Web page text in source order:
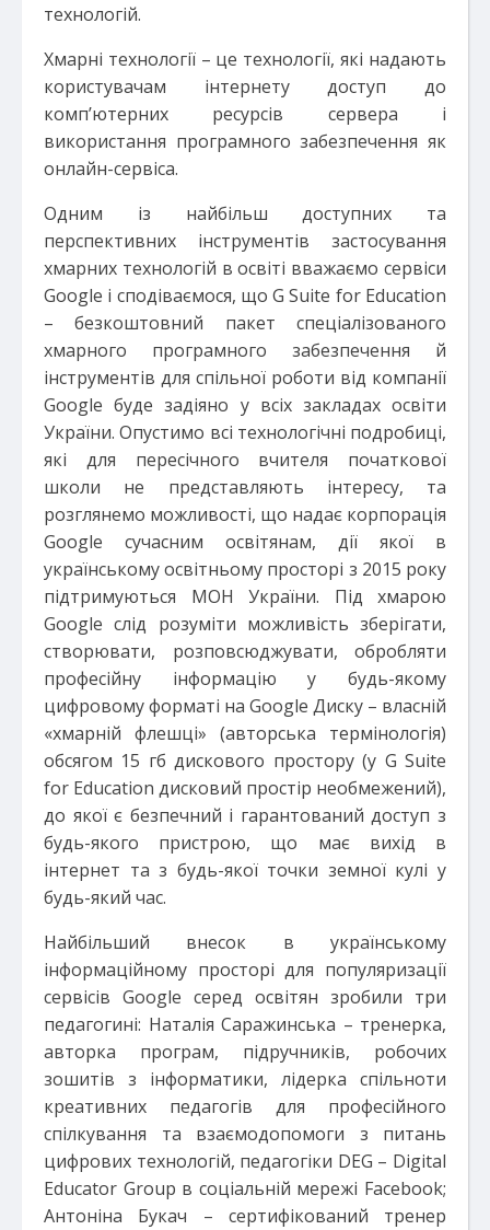
технологій.
Хмарні технології – це технології, які надають
користувачам інтернету доступ до
комп’ютерних ресурсів сервера і
використання програмного забезпечення як
онлайн-сервіса.
Одним із найбільш доступних та
перспективних інструментів застосування
хмарних технологій в освіті вважаємо сервіси
Google і сподіваємося, що G Suite for Education
– безкоштовний пакет спеціалізованого
хмарного програмного забезпечення й
інструментів для спільної роботи від компанії
Google буде задіяно у всіх закладах освіти
України. Опустимо всі технологічні подробиці,
які для пересічного вчителя початкової
школи не представляють інтересу, та
розглянемо можливості, що надає корпорація
Google сучасним освітянам, дії якої в
українському освітньому просторі з 2015 року
підтримуються МОН України. Під хмарою
Google слід розуміти можливість зберігати,
створювати, розповсюджувати, обробляти
професійну інформацію у будь-якому
цифровому форматі на Google Диску – власній
«хмарній флешці» (авторська термінологія)
обсягом 15 гб дискового простору (у G Suite
for Education дисковий простір необмежений),
до якої є безпечний і гарантований доступ з
будь-якого пристрою, що має вихід в
інтернет та з будь-якої точки земної кулі у
будь-який час.
Найбільший внесок в українському
інформаційному просторі для популяризації
сервісів Google серед освітян зробили три
педагогині: Наталія Саражинська – тренерка,
авторка програм, підручників, робочих
зошитів з інформатики, лідерка спільноти
креативних педагогів для професійного
спілкування та взаємодопомоги з питань
цифрових технологій, педагогіки DEG – Digital
Educator Group в соціальній мережі Facebook;
Антоніна Букач – сертифікований тренер